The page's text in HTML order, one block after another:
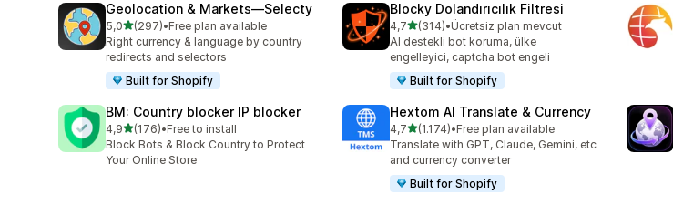
Geolocation & Markets—Selecty
5,05 yıldız üzerinden
(297)
toplam 297 değerlendirme
•Free plan available
Right currency & language by country
redirects and selectors
Built for Shopify
Blocky Dolandırıcılık Filtresi
4,75 yıldız üzerinden
(314)
toplam 314 değerlendirme
•Ücretsiz plan mevcut
AI destekli bot koruma, ülke
engelleyici, captcha bot engeli
Built for Shopify
BM: Country blocker IP blocker
4,95 yıldız üzerinden
(176)
toplam 176 değerlendirme
•Free to install
Block Bots & Block Country to Protect
Your Online Store
Hextom AI Translate & Currency
4,75 yıldız üzerinden
(1.174)
toplam 1174 değerlendirme
•Free plan available
Translate with GPT, Claude, Gemini, etc
and currency converter
Built for Shopify